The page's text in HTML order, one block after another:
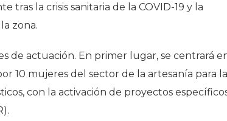
tras la crisis sanitaria de la COVID-19 y la
zona.
de actuación. En primer lugar, se centrará
10 mujeres del sector de la artesanía para la
con la activación de proyectos
).